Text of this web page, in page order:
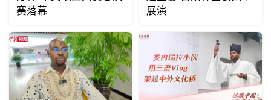
赛落幕
展演